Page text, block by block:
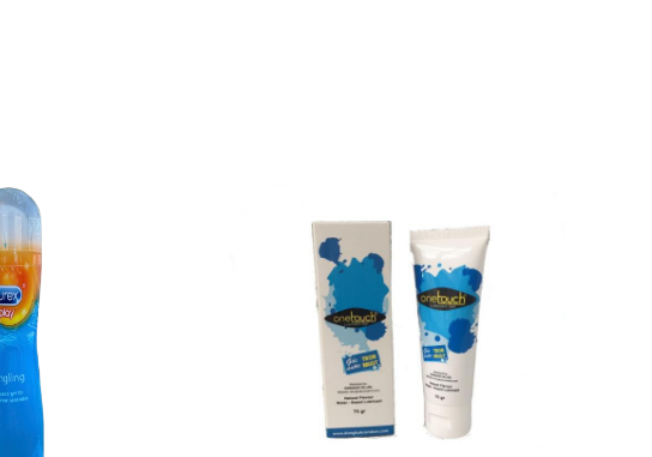
quan hệ bình thường để cảm nhận sự trơn mượt và